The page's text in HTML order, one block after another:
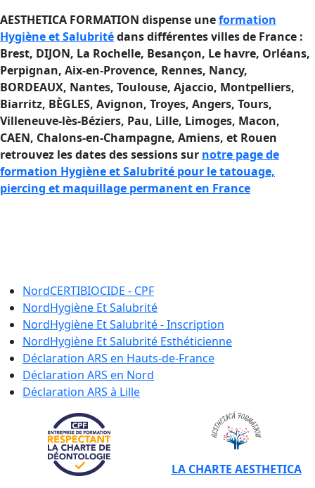
AESTHETICA FORMATION dispense uneformation
Hygiène et Salubritédans différentes villes de France :
Brest, DIJON, La Rochelle, Besançon, Le havre, Orléans,
Perpignan, Aix-en-Provence, Rennes, Nancy,
BORDEAUX, Nantes, Toulouse, Ajaccio, Montpelliers,
Biarritz, BÈGLES, Avignon, Troyes, Angers, Tours,
Villeneuve-lès-Béziers, Pau, Lille, Limoges, Macon,
CAEN, Chalons-en-Champagne, Amiens, et Rouen
retrouvez les dates des sessions sur notre page de
formation Hygiène et Salubrité pour le tatouage,
piercing et maquillage permanent en France
NordCERTIBIOCIDE - CPF
NordHygiène Et Salubrité
NordHygiène Et Salubrité - Inscription
NordHygiène Et Salubrité Esthéticienne
Déclaration ARS en Hauts-de-France
Déclaration ARS en Nord
Déclaration ARS à Lille
LA CHARTE AESTHETICA